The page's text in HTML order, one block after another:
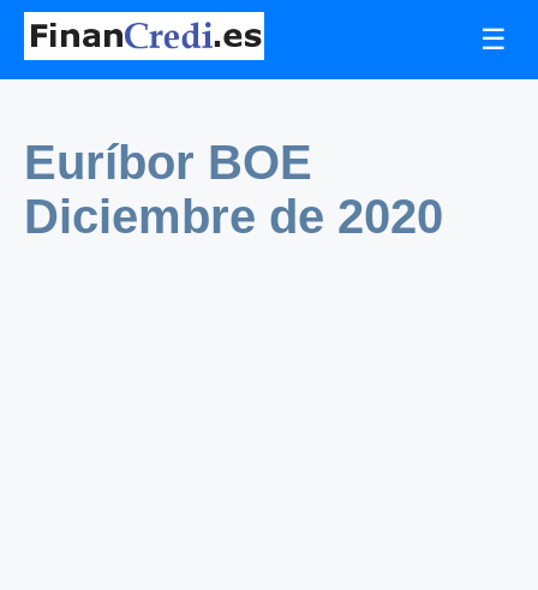
☰
Euríbor BOE
Diciembre de 2020